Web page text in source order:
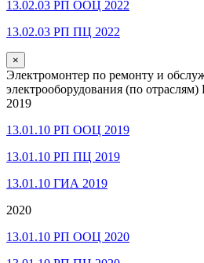
13.02.03 РП ООЦ 2022
13.02.03 РП ПЦ 2022
×
Электромонтер по ремонту и
электрооборудования (по
2019
13.01.10 РП ООЦ 2019
13.01.10 РП ПЦ 2019
13.01.10 ГИА 2019
2020
13.01.10 РП ООЦ 2020